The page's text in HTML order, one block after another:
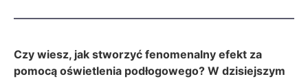
Czy wiesz, jak stworzyć fenomenalny efekt za
pomocą oświetlenia podłogowego? W dzisiejszym